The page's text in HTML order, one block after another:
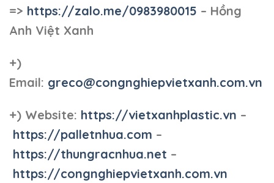
=> https://zalo.me/0983980015 – Hồng
Anh Việt Xanh
+)
Email: greco@congnghiepvietxanh.com.vn
+) Website: https://vietxanhplastic.vn –
https://palletnhua.com –
https://thungracnhua.net –
https://congnghiepvietxanh.com.vn